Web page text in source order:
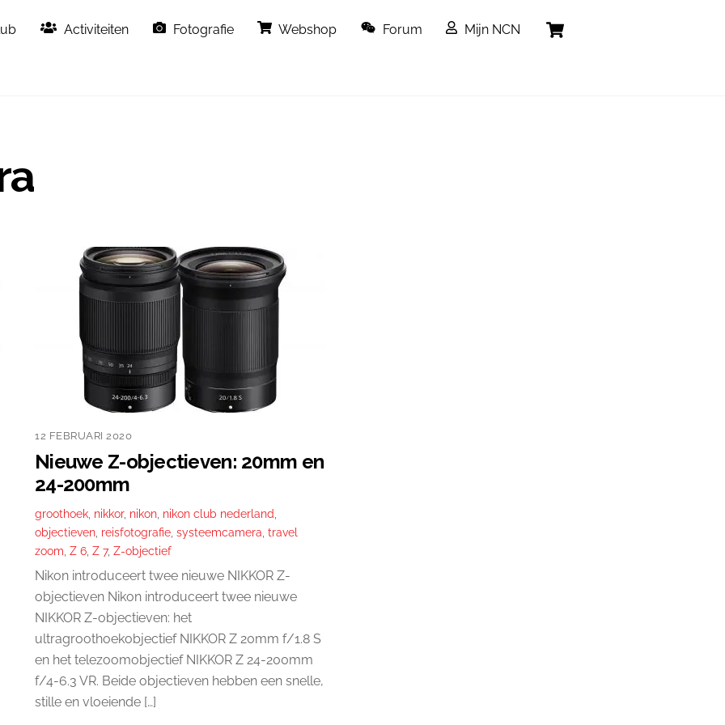
Activiteiten Fotografie Webshop Forum Mijn NCN
12 FEBRUARI 2020
Nieuwe Z-objectieven: 20mm en
24-200mm
groothoek nikkor, nikon nikon club nederland
objectieven reisfotografie ,systeemcamera ,travel
zoom ,Z 6 ,Z 7,Z-objectief
Nikon introduceert twee nieuwe NIKKOR Z-
objectieven Nikon introduceert twee nieuwe
NIKKOR Z-objectieven: het
ultragroothoekobjectief NIKKOR Z 20mm f/1.8 S
en het telezoomobjectief NIKKOR Z 24-200mm
f/4-6.3 VR. Beide objectieven hebben een snelle,
stille en vloeiende […]
To